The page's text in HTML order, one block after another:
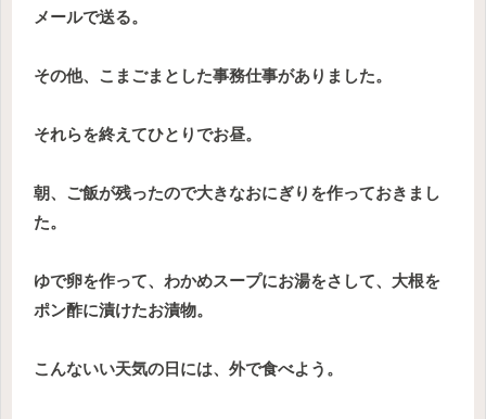
メールで送る。
その他、こまごまとした事務仕事がありました。
それらを終えてひとりでお昼。
朝、ご飯が残ったので大きなおにぎりを作っておきまし
た。
ゆで卵を作って、わかめスープにお湯をさして、大根を
ポン酢に漬けたお漬物。
こんないい天気の日には、外で食べよう。